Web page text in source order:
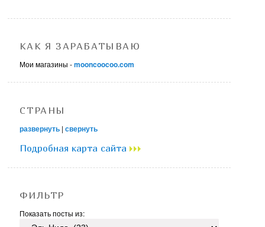
КАК Я ЗАРАБАТЫВАЮ
Мои магазины -mooncoocoo.com
СТРАНЫ
развернуть |свернуть
Подробная карта сайта
ФИЛЬТР
Показать посты из: